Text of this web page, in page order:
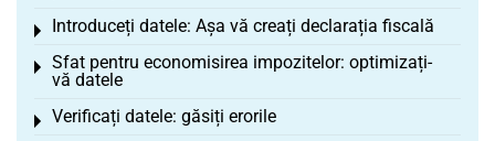
Introduceți datele: Așa vă creați declarația fiscală
Toggle menu
Sfat pentru economisirea impozitelor: optimizați-
vă datele
Toggle menu
Verificați datele: găsiți erorile
Toggle menu